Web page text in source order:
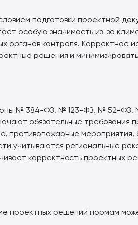
подготовки проектной
особую значимость из-за
органов контроля. Корректное
решения и
№ 384-ФЗ, № 123-ФЗ, № 52-ФЗ,
обязательные требования
противопожарные мероприятия,
учитываются региональные
корректность проектных
проектных решений нормам